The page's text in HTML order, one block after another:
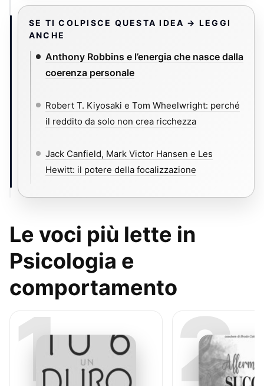
SE TI COLPISCE QUESTA IDEA → LEGGI
ANCHE
Anthony Robbins e l’energia che nasce dalla
coerenza personale
Robert T. Kiyosaki e Tom Wheelwright: perché
il reddito da solo non crea ricchezza
Jack Canfield, Mark Victor Hansen e Les
Hewitt: il potere della focalizzazione
Le voci più lette in
Psicologia e
comportamento
1 2